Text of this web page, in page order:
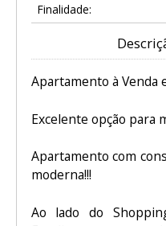
Finalidade:
Apartamento à Venda
Excelente opção para
Apartamento com
moderna!!!
Ao lado do